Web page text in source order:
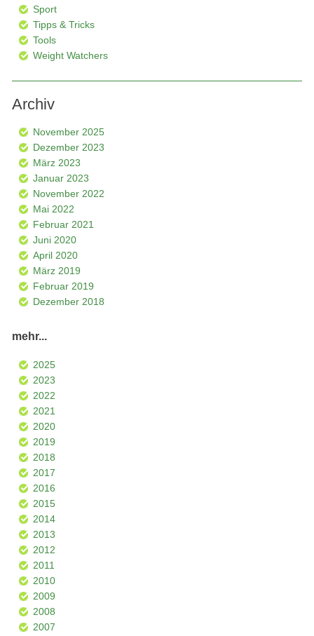
Sport
Tipps & Tricks
Tools
Weight Watchers
Archiv
November 2025
Dezember 2023
März 2023
Januar 2023
November 2022
Mai 2022
Februar 2021
Juni 2020
April 2020
März 2019
Februar 2019
Dezember 2018
mehr...
2025
2023
2022
2021
2020
2019
2018
2017
2016
2015
2014
2013
2012
2011
2010
2009
2008
2007